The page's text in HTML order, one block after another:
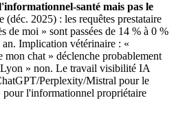
santé mais pas le
(déc. 2025) : les requêtes prestataire
de moi » sont passées de 14 % à 0 %
Implication vétérinaire : «
mon chat » déclenche probablement
» non. Le travail visibilité IA
Perplexity/Mistral pour le
l'informationnel propriétaire